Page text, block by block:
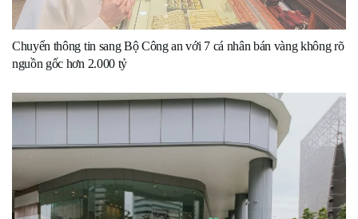
Chuyển thông tin sang Bộ Công an với 7 cá nhân bán vàng không rõ
nguồn gốc hơn 2.000 tỷ